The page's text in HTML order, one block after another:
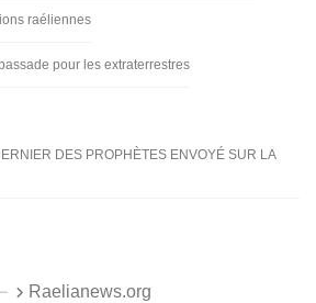
raéliennes
pour les extraterrestres
DES PROPHÈTES ENVOYÉ SUR LA
Raelianews.org